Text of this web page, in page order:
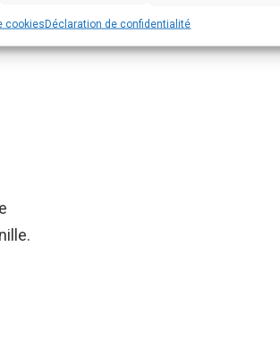
cookiesDéclaration de confidentialité